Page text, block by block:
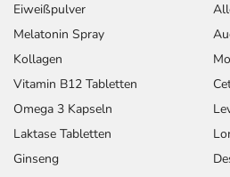
Eiweißpulver
Melatonin Spray
Kollagen
Vitamin B12 Tabletten
Omega 3 Kapseln
Laktase Tabletten
Ginseng